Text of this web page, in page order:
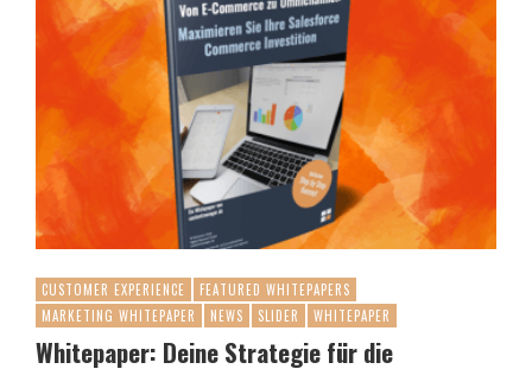
CUSTOMER EXPERIENCE
FEATURED WHITEPAPERS
MARKETING WHITEPAPER
NEWS SLIDER WHITEPAPER
Whitepaper: Deine Strategie für die